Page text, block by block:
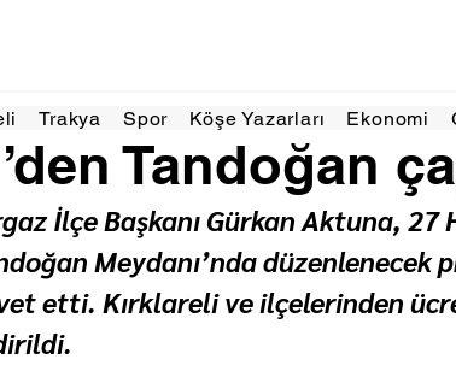
Trakya Spor Köşe Yazarları Ekonomi
Tandoğan
okunur
İlçe Başkanı Gürkan Aktuna, 27
Meydanı’nda düzenlenecek
etti. Kırklareli ve ilçelerinden